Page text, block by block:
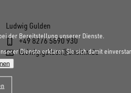
Ludwig Gulden
+49 8276 5890 930
ludwig.gulden@unsinn.de
der Bereitstellung unserer Dienste.
Dienste erklären Sie sich damit